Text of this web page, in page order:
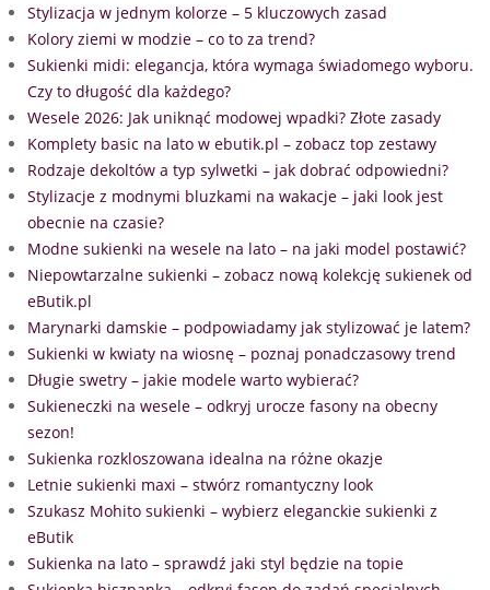
Stylizacja w jednym kolorze – 5 kluczowych zasad
Kolory ziemi w modzie – co to za trend?
Sukienki midi: elegancja, która wymaga świadomego wyboru.
Czy to długość dla każdego?
Wesele 2026: Jak uniknąć modowej wpadki? Złote zasady
Komplety basic na lato w ebutik.pl – zobacz top zestawy
Rodzaje dekoltów a typ sylwetki – jak dobrać odpowiedni?
Stylizacje z modnymi bluzkami na wakacje – jaki look jest
obecnie na czasie?
Modne sukienki na wesele na lato – na jaki model postawić?
Niepowtarzalne sukienki – zobacz nową kolekcję sukienek od
eButik.pl
Marynarki damskie – podpowiadamy jak stylizować je latem?
Sukienki w kwiaty na wiosnę – poznaj ponadczasowy trend
Długie swetry – jakie modele warto wybierać?
Sukieneczki na wesele – odkryj urocze fasony na obecny
sezon!
Sukienka rozkloszowana idealna na różne okazje
Letnie sukienki maxi – stwórz romantyczny look
Szukasz Mohito sukienki – wybierz eleganckie sukienki z
eButik
Sukienka na lato – sprawdź jaki styl będzie na topie